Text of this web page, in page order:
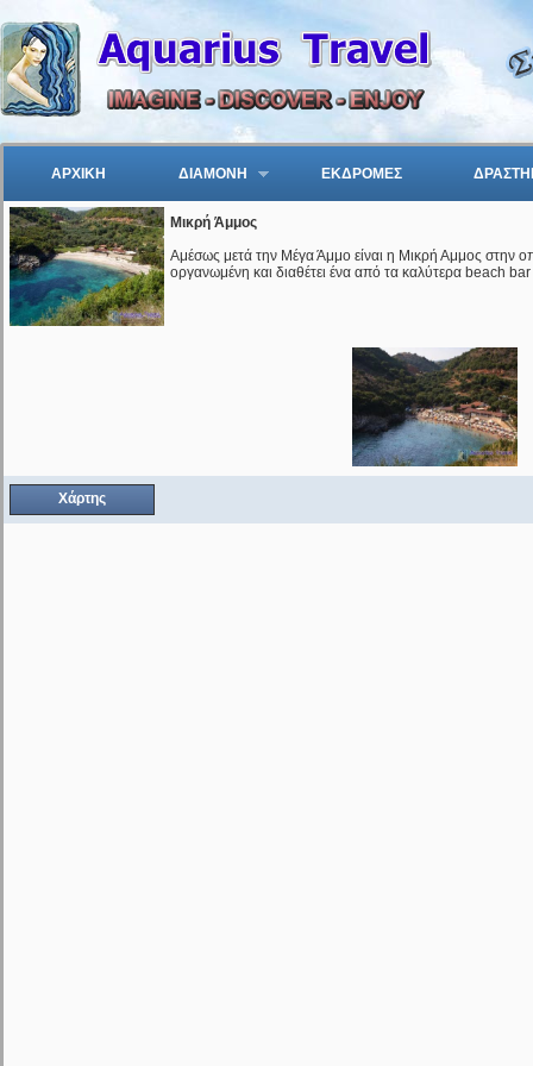
ΑΡΧΙΚΗ ΔΙΑΜΟΝΗ ΕΚΔΡΟΜΕΣ
Μικρή Άμμος
Αμέσως μετά την Μέγα Άμμο είναι η Μικρή Αμμος στην
οργανωμένη και διαθέτει ένα από τα καλύτερα beach
Χάρτης